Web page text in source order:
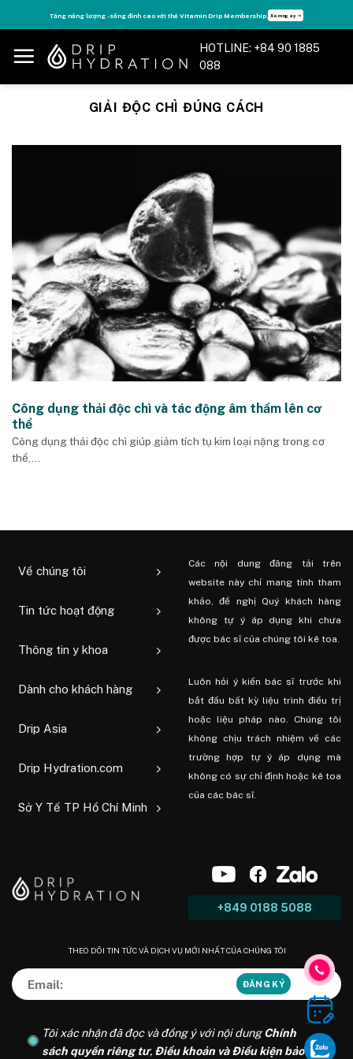
to
content
Tăng năng lượng - sống đỉnh cao với thẻ Vitamin Drip Membership. Xem ngay ➝
HOTLINE: +84 90 1885
088
GIẢI ĐỘC CHÌ ĐÚNG CÁCH
Công dụng thải độc chì và tác động âm thầm lên cơ
thể
Công dụng thải độc chì giúp giảm tích tụ kim loại nặng trong cơ
thể,...
Về chúng tôi
Tin tức hoạt động
Thông tin y khoa
Dành cho khách hàng
Drip Asia
Drip Hydration.com
Sở Y Tế TP Hồ Chí Minh
Các nội dung đăng tải trên
website này chỉ mang tính tham
khảo, đề nghị Quý khách hàng
không tự ý áp dụng khi chưa
được bác sĩ của chúng tôi kê toa.
Luôn hỏi ý kiến ​​bác sĩ trước khi
bắt đầu bất kỳ liệu trình điều trị
hoặc liệu pháp nào. Chúng tôi
không chịu trách nhiệm về các
trường hợp tự ý áp dụng mà
không có sự chỉ định hoặc kê toa
của các bác sĩ.
+849 0188 5088
THEO DÕI TIN TỨC VÀ DỊCH VỤ MỚI NHẤT CỦA CHÚNG TÔI
Tôi xác nhận đã đọc và đồng ý với nội dungChính
sách quyền riêng tư, Điều khoản và Điều kiện bảo